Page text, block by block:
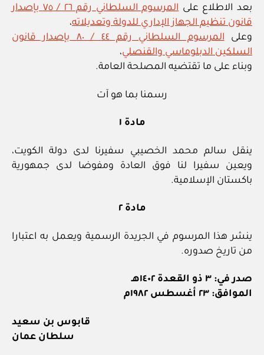
بعد الاطلاع على
المرسوم السلطاني رقم ٢٦ / ٧٥ بإصدار
قانون تنظيم الجهاز الإداري للدولة وتعديلاته،
وعلى
المرسوم السلطاني رقم ٤٤ / ٨٠ بإصدار قانون
السلكين الدبلوماسي والقنصلي،
وبناء على ما تقتضيه المصلحة العامة.
رسمنا بما هو آت
مادة ١
ينقل سالم محمد الخصيبي سفيرنا لدى دولة الكويت،
ويعين سفيرا لنا فوق العادة ومفوضا لدى جمهورية
باكستان الإسلامية.
مادة ٢
ينشر هذا المرسوم في الجريدة الرسمية ويعمل به اعتبارا
من تاريخ صدوره.
صدر في: ٣ ذو القعدة ١٤٠٢هـ
الموافق: ٢٣ أغسطس ١٩٨٢م
قابوس بن سعيد
سلطان عمان